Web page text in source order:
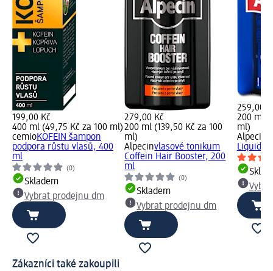
199,00 Kč
400 ml (49,75 Kč za 100 ml)
cemioKOFEIN šampon
podpora růstu vlasů, 400
ml
(0)
Skladem
Vybrat prodejnu dm
279,00 Kč
200 ml (139,50 Kč za 100
ml)
Alpecinvlasové tonikum
Coffein Hair Booster, 200
ml
(0)
Skladem
Vybrat prodejnu dm
259,00
200 ml
ml)
Alpecin
Liquid,
Zákazníci také zakoupili